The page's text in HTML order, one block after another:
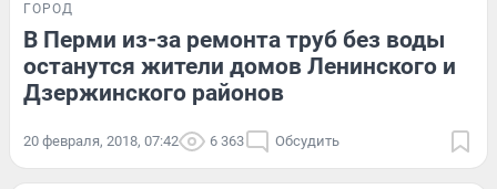
ГОРОД
В Перми из-за ремонта труб без воды
останутся жители домов Ленинского и
Дзержинского районов
20 февраля, 2018, 07:42 6 363 Обсудить